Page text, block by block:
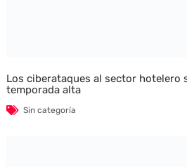
Los ciberataques al sector hotelero
temporada alta
Sin categoría